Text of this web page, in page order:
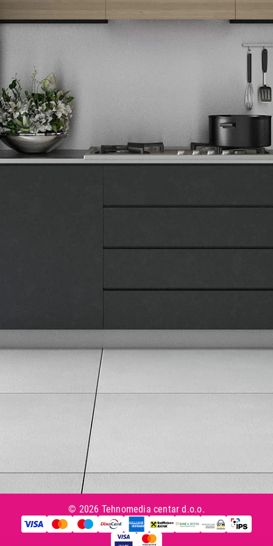
Tehnomedia
O nama
Naše prodavnice
Korisnički servis
Reklamacije i servis
Pratite nas na društvenim mrežama
© 2026 Tehnomedia centar d.o.o.